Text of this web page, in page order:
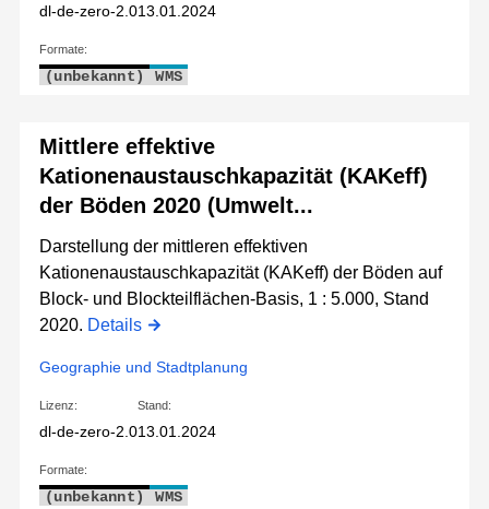
dl-de-zero-2.013.01.2024
Formate:
(unbekannt) WMS
Mittlere effektive
Kationenaustauschkapazität (KAKeff)
der Böden 2020 (Umwelt...
Darstellung der mittleren effektiven
Kationenaustauschkapazität (KAKeff) der Böden auf
Block- und Blockteilflächen-Basis, 1 : 5.000, Stand
2020. Details
Geographie und Stadtplanung
Lizenz:
dl-de-zero-2.0
Stand:
13.01.2024
Formate:
(unbekannt) WMS